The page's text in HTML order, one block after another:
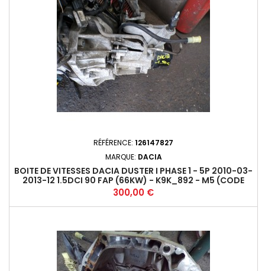
RÉFÉRENCE: 126147827
MARQUE: DACIA
BOITE DE VITESSES DACIA DUSTER I PHASE 1 - 5P 2010-03-
2013-12 1.5DCI 90 FAP (66KW) - K9K_892 - M5 (CODE
BOITE JR5)+
Prix
300,00 €